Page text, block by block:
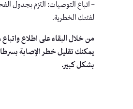
– اتباع التوصيات: التزم بجدول
لفئتك الخطرية.
من خلال البقاء على اطلاع
يمكنك تقليل خطر الإصابة
بشكل كبير.